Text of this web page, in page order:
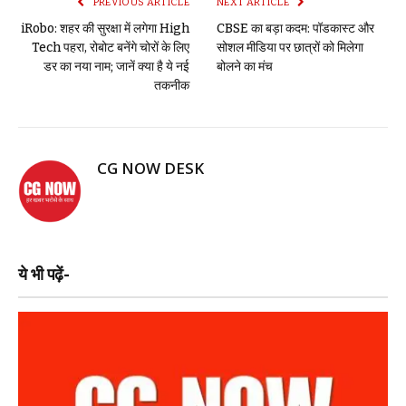
iRobo: शहर की सुरक्षा में लगेगा High
Tech पहरा, रोबोट बनेंगे चोरों के लिए
डर का नया नाम; जानें क्या है ये नई
तकनीक
CBSE का बड़ा कदम: पॉडकास्ट और
सोशल मीडिया पर छात्रों को मिलेगा
बोलने का मंच
CG NOW DESK
ये भी पढ़ें-